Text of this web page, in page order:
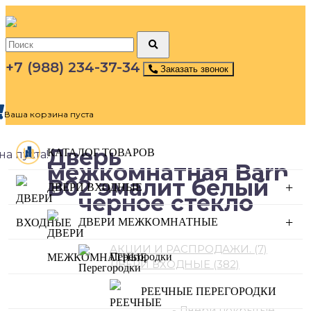
+7 (988) 234-37-34 Заказать звонок
Ваша корзина пуста
пуста!КАТАЛОГ ТОВАРОВ
+
ДВЕРИ ВХОДНЫЕ
+
ДВЕРИ МЕЖКОМНАТНЫЕ
Перегородки
РЕЕЧНЫЕ ПЕРЕГОРОДКИ
Дверь
межкомнатная Barn
B02 эмалит белый
черное стекло
Категории каталога
АКЦИИ И РАСПРОДАЖИ. (7)
ДВЕРИ ВХОДНЫЕ (382)
(845)